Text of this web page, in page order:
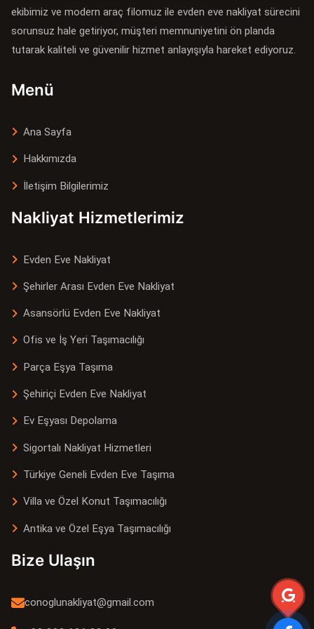
ekibimiz ve modern araç filomuz ile evden eve nakliyat sürecini
sorunsuz hale getiriyor, müşteri memnuniyetini ön planda
tutarak kaliteli ve güvenilir hizmet anlayışıyla hareket ediyoruz.
Menü
Ana Sayfa
Hakkımızda
İletişim Bilgilerimiz
Nakliyat Hizmetlerimiz
Evden Eve Nakliyat
Şehirler Arası Evden Eve Nakliyat
Asansörlü Evden Eve Nakliyat
Ofis ve İş Yeri Taşımacılığı
Parça Eşya Taşıma
Şehiriçi Evden Eve Nakliyat
Ev Eşyası Depolama
Sigortalı Nakliyat Hizmetleri
Türkiye Geneli Evden Eve Taşıma
Villa ve Özel Konut Taşımacılığı
Antika ve Özel Eşya Taşımacılığı
Bize Ulaşın
conoglunakliyat@gmail.com